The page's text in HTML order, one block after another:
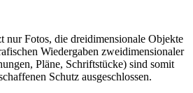
nur Fotos, die dreidimensionale Objekte
Wiedergaben zweidimensionaler
Pläne, Schriftstücke) sind somit
Schutz ausgeschlossen.